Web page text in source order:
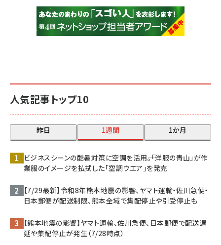
人気記事トップ10
昨日 1週間 1か月
ビジネスシーンの酷暑対策に空調を活用――。「洋服の青山」が作
業服のイメージを払拭した「空調ウエア」を発売
【7/29最新】令和8年熊本地震の影響、ヤマト運輸・佐川急便・
日本郵便が配送制限、熊本全域で集配停止や引受停止も
【熊本地震の影響】ヤマト運輸、佐川急便、日本郵便で配送遅
延や集配停止が発生（7/28時点）